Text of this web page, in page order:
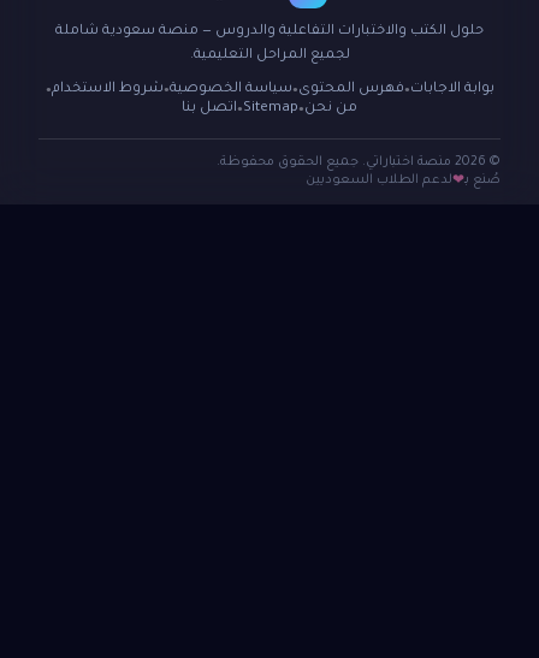
حلول الكتب والاختبارات التفاعلية والدروس — منصة سعودية شاملة
لجميع المراحل التعليمية.
بوابة الاجابات ● فهرس المحتوى ● سياسة الخصوصية● شروط الاستخدام●
من نحن ●
Sitemap
● اتصل بنا
© 2026 منصة اختباراتي. جميع الحقوق محفوظة.
صُنع بـ❤لدعم الطلاب السعوديين